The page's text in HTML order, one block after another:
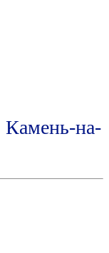
на-